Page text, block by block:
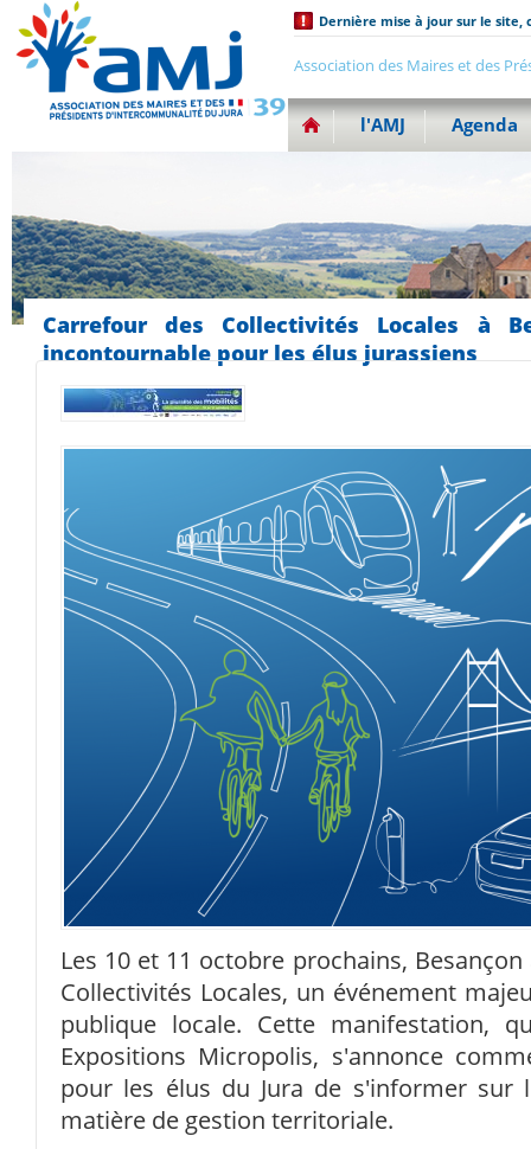
Dernière mise à jour sur le site,
Association des Maires et des
l'AMJ Agenda
Carrefour des Collectivités Locales à
incontournable pour les élus jurassiens
Les 10 et 11 octobre prochains,
Collectivités Locales, un événement
publique locale. Cette manifestation,
Expositions Micropolis, s'annonce
pour les élus du Jura de s'informer sur
matière de gestion territoriale.